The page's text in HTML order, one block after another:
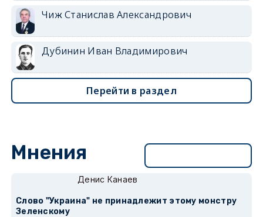
Чиж Станислав Александрович
Дубинин Иван Владимирович
Перейти в раздел
Мнения
Денис Канаев
Слово "Украина" не принадлежит этому монстру
Зеленскому